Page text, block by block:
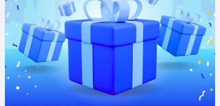
Shop Lạc Việt cam kết mang đến sự đa dạng
trong các sản phẩm đá quý phong thủy. Chúng
tôi cung cấp nhiều mẫu mã, kích thước và chất
liệu khác nhau để đáp ứng mọi nhu cầu của
khách hàng. Bạn muốn một tác phẩm nhỏ gọn
để bàn làm việc hay một kiệt tác lớn như Ngọc
Sơn Kỳ Thạch để trang trí phòng khách? Bạn